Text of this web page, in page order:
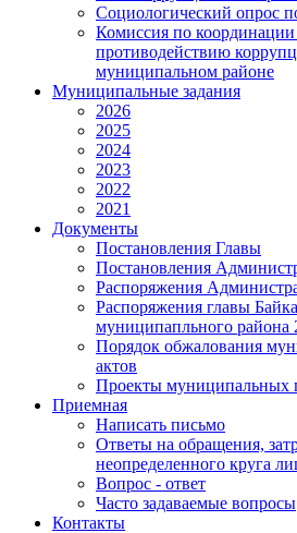
Социологический опрос
Комиссия по
противодействию
муниципальном районе
Муниципальные задания
2026
2025
2024
2023
2022
2021
Документы
Постановления Главы
Постановления
Распоряжения
Распоряжения главы
муниципапльного района
Порядок обжалования
актов
Проекты муниципальных
Приемная
Написать письмо
Ответы на обращения,
неопределенного круга
Вопрос - ответ
Часто задаваемые вопросы
Контакты